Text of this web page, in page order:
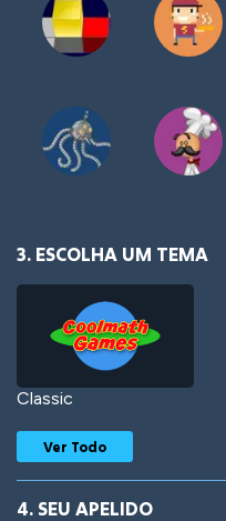
3. ESCOLHA UM TEMA
Classic
Ver Todo
4. SEU APELIDO